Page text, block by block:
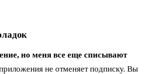
но меня все еще списывают
не отменяет подписку. Вы